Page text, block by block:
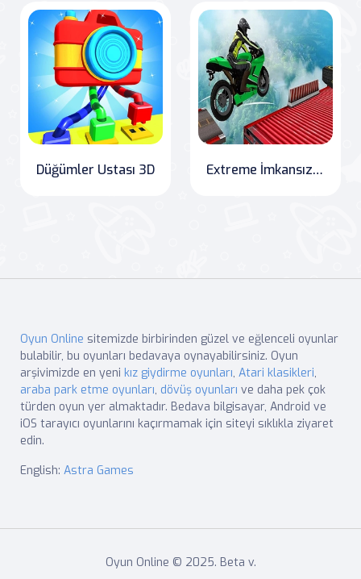
Düğümler Ustası 3D Extreme İmkansız Motosiklet Pisti Hüner Meydan Okuması 2020
Oyun Online sitemizde birbirinden güzel ve eğlenceli oyunlar
bulabilir, bu oyunları bedavaya oynayabilirsiniz. Oyun
arşivimizde en yeni kız giydirme oyunları, Atari klasikleri,
araba park etme oyunları, dövüş oyunları ve daha pek çok
türden oyun yer almaktadır. Bedava bilgisayar, Android ve
iOS tarayıcı oyunlarını kaçırmamak için siteyi sıklıkla ziyaret
edin.
English: Astra Games
Oyun Online © 2025. Beta v.